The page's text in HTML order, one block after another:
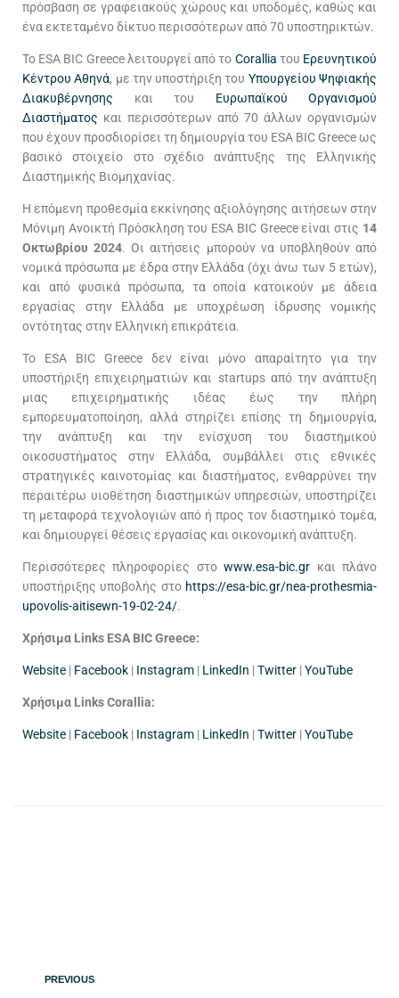
πρόσβαση σε γραφειακούς χώρους και υποδομές, καθώς και
ένα εκτεταμένο δίκτυο περισσότερων από 70 υποστηρικτών.
Το ESA BIC Greece λειτουργεί από το Corallia του Ερευνητικού
Κέντρου Αθηνά, με την υποστήριξη του Υπουργείου Ψηφιακής
Διακυβέρνησης και του Ευρωπαϊκού Οργανισμού
Διαστήματος και περισσότερων από 70 άλλων οργανισμών
που έχουν προσδιορίσει τη δημιουργία του ESA BIC Greece ως
βασικό στοιχείο στο σχέδιο ανάπτυξης της Ελληνικής
Διαστημικής Βιομηχανίας.
H επόμενη προθεσμία εκκίνησης αξιολόγησης αιτήσεων στην
Μόνιμη Ανοικτή Πρόσκληση του ESA BIC Greece είναι στις 14
Οκτωβρίου 2024. Οι αιτήσεις μπορούν να υποβληθούν από
νομικά πρόσωπα με έδρα στην Ελλάδα (όχι άνω των 5 ετών),
και από φυσικά πρόσωπα, τα οποία κατοικούν με άδεια
εργασίας στην Ελλάδα με υποχρέωση ίδρυσης νομικής
οντότητας στην Ελληνική επικράτεια.
Το ESA BIC Greece δεν είναι μόνο απαραίτητο για την
υποστήριξη επιχειρηματιών και startups από την ανάπτυξη
μιας επιχειρηματικής ιδέας έως την πλήρη
εμπορευματοποίηση, αλλά στηρίζει επίσης τη δημιουργία,
την ανάπτυξη και την ενίσχυση του διαστημικού
οικοσυστήματος στην Ελλάδα, συμβάλλει στις εθνικές
στρατηγικές καινοτομίας και διαστήματος, ενθαρρύνει την
περαιτέρω υιοθέτηση διαστημικών υπηρεσιών, υποστηρίζει
τη μεταφορά τεχνολογιών από ή προς τον διαστημικό τομέα,
και δημιουργεί θέσεις εργασίας και οικονομική ανάπτυξη.
Περισσότερες πληροφορίες στοwww.esa-bic.gr και πλάνο
υποστήριξης υποβολής στο https://esa-bic.gr/nea-prothesmia-
upovolis-aitisewn-19-02-24/.
Χρήσιμα Links ESA BIC Greece:
Website | Facebook | Instagram | LinkedIn |Twitter |YouTube
Χρήσιμα Links Corallia:
Website | Facebook | Instagram | LinkedIn |Twitter |YouTube
PREVIOUS